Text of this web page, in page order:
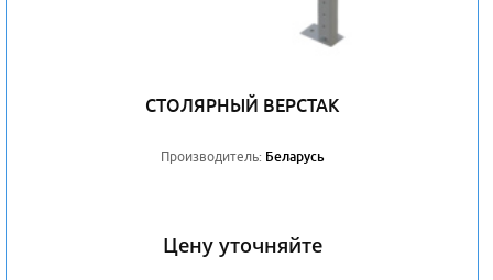
СТОЛЯРНЫЙ ВЕРСТАК
Производитель: Беларусь
Цену уточняйте